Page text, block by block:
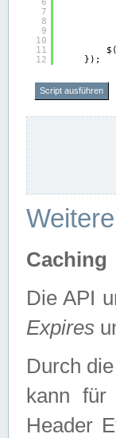
7
8
9
10
11
12
$(
});
Script ausführen
Caching
Die API
Expires
Durch
kann für
Header